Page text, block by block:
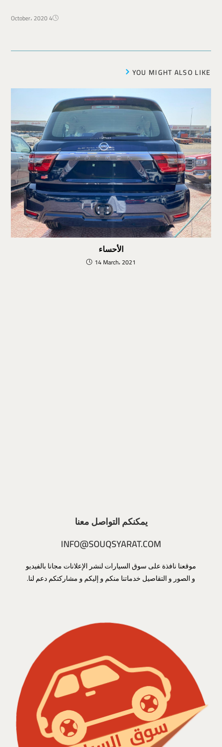
4 October، 2020
YOU MIGHT ALSO LIKE
الأحساء
14 March، 2021
يمكنكم التواصل معنا
INFO@SOUQSYARAT.COM
موقعنا نافذة على سوق السيارات لنشر الإعلانات مجانا بالفيديو
و الصور و التقاصيل خدماتنا منكم و إليكم و مشاركتكم دعم لنا.